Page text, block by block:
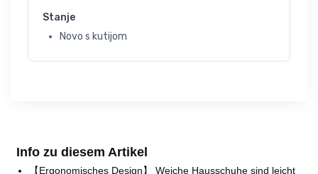
Stanje
Novo s kutijom